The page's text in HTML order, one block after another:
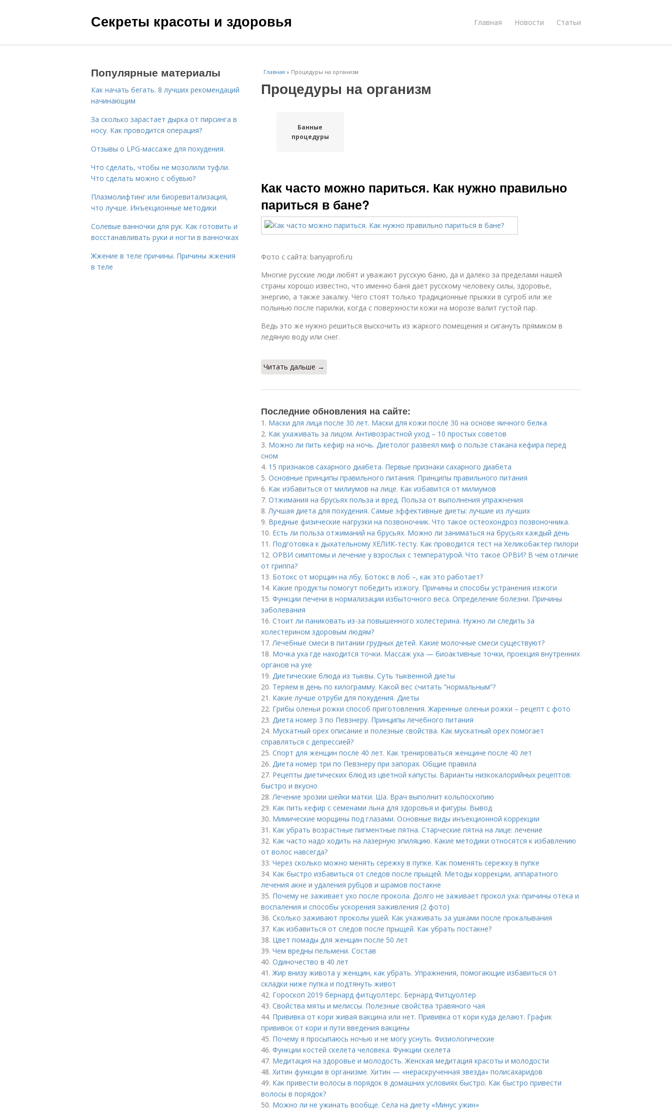
Секреты красоты и здоровья Главная Новости Статьи
Главная » Процедуры на организм
Процедуры на организм
Банные
процедуры
Как часто можно париться. Как нужно правильно
париться в бане?
Фото с сайта: banyaprofi.ru
Многие русские люди любят и уважают русскую баню, да и далеко за пределами нашей
страны хорошо известно, что именно баня дает русскому человеку силы, здоровье,
энергию, а также закалку. Чего стоят только традиционные прыжки в сугроб или же
полынью после парилки, когда с поверхности кожи на морозе валит густой пар.
Ведь это же нужно решиться выскочить из жаркого помещения и сигануть прямиком в
ледяную воду или снег.
Читать дальше →
Последние обновления на сайте:
1. Маски для лица после 30 лет. Маски для кожи после 30 на основе яичного белка
2. Как ухаживать за лицом. Антивозрастной уход – 10 простых советов
3. Можно ли пить кефир на ночь. Диетолог развеял миф о пользе стакана кефира перед
сном
4. 15 признаков сахарного диабета. Первые признаки сахарного диабета
5. Основные принципы правильного питания. Принципы правильного питания
6. Как избавиться от милиумов на лице. Как избавится от милиумов
7. Отжимания на брусьях польза и вред. Польза от выполнения упражнения
8.Лучшая диета для похудения. Самые эффективные диеты: лучшие из лучших
9. Вредные физические нагрузки на позвоночник. Что такое остеохондроз позвоночника.
10. Есть ли польза отжиманий на брусьях. Можно ли заниматься на брусьях каждый день
11. Подготовка к дыхательному ХЕЛИК-тесту. Как проводится тест на Хеликобактер пилори
12. ОРВИ симптомы и лечение у взрослых с температурой. Что такое ОРВИ? В чём отличие
от гриппа?
13. Ботокс от морщин на лбу. Ботокс в лоб –, как это работает?
14. Какие продукты помогут победить изжогу. Причины и способы устранения изжоги
15. Функции печени в нормализации избыточного веса. Определение болезни. Причины
заболевания
16. Стоит ли паниковать из-за повышенного холестерина. Нужно ли следить за
холестерином здоровым людям?
17.Лечебные смеси в питании грудных детей. Какие молочные смеси существуют?
18. Мочка уха где находится точки. Массаж уха — биоактивные точки, проекция внутренних
органов на ухе
19. Диетические блюда из тыквы. Суть тыквенной диеты
20. Теряем в день по килограмму. Какой вес считать “нормальным”?
21. Какие лучше отруби для похудения. Диеты
22. Грибы оленьи рожки способ приготовления. Жаренные оленьи рожки – рецепт с фото
23. Диета номер 3 по Певзнеру. Принципы лечебного питания
24. Мускатный орех описание и полезные свойства. Как мускатный орех помогает
справляться с депрессией?
25. Спорт для женщин после 40 лет. Как тренироваться женщине после 40 лет
26. Диета номер три по Певзнеру при запорах. Общие правила
27. Рецепты диетических блюд из цветной капусты. Варианты низкокалорийных рецептов:
быстро и вкусно
28.Лечение эрозии шейки матки. Ша. Врач выполнит кольпоскопию
29. Как пить кефир с семенами льна для здоровья и фигуры. Вывод
30. Мимические морщины под глазами. Основные виды инъекционной коррекции
31. Как убрать возрастные пигментные пятна. Старческие пятна на лице: лечение
32. Как часто надо ходить на лазерную эпиляцию. Какие методики относятся к избавлению
от волос навсегда?
33. Через сколько можно менять сережку в пупке. Как поменять сережку в пупке
34. Как быстро избавиться от следов после прыщей. Методы коррекции, аппаратного
лечения акне и удаления рубцов и шрамов постакне
35. Почему не заживает ухо после прокола. Долго не заживает прокол уха: причины отека и
воспаления и способы ускорения заживления (2 фото)
36. Сколько заживают проколы ушей. Как ухаживать за ушками после прокалывания
37. Как избавиться от следов после прыщей. Как убрать постакне?
38. Цвет помады для женщин после 50 лет
39. Чем вредны пельмени. Состав
40. Одиночество в 40 лет
41.Жир внизу живота у женщин, как убрать. Упражнения, помогающие избавиться от
складки ниже пупка и подтянуть живот
42. Гороскоп 2019 бернард фитцуолтерс. Бернард Фитцуолтер
43. Свойства мяты и мелиссы. Полезные свойства травяного чая
44. Прививка от кори живая вакцина или нет. Прививка от кори куда делают. График
прививок от кори и пути введения вакцины
45. Почему я просыпаюсь ночью и не могу уснуть. Физиологические
46. Функции костей скелета человека. Функции скелета
47. Медитация на здоровье и молодость. Женская медитация красоты и молодости
48. Хитин функции в организме. Хитин — «нераскрученная звезда» полисахаридов
49. Как привести волосы в порядок в домашних условиях быстро. Как быстро привести
волосы в порядок?
50. Можно ли не ужинать вообще. Села на диету «Минус ужин»
Популярные материалы
Как начать бегать. 8 лучших рекомендаций
начинающим
За сколько зарастает дырка от пирсинга в
носу. Как проводится операция?
Отзывы о LPG-массаже для похудения.
Что сделать, чтобы не мозолили туфли.
Что сделать можно с обувью?
Плазмолифтинг или биоревитализация,
что лучше. Инъекционные методики
Солевые ванночки для рук. Как готовить и
восстанавливать руки и ногти в ванночках
Жжение в теле причины. Причины жжения
в теле